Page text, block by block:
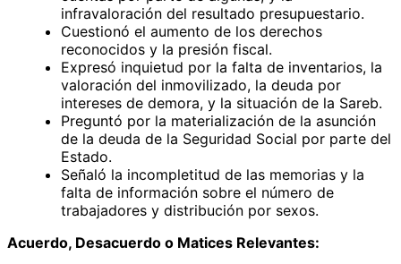
infravaloración del resultado presupuestario.
Cuestionó el aumento de los derechos
reconocidos y la presión fiscal.
Expresó inquietud por la falta de inventarios, la
valoración del inmovilizado, la deuda por
intereses de demora, y la situación de la Sareb.
Preguntó por la materialización de la asunción
de la deuda de la Seguridad Social por parte del
Estado.
Señaló la incompletitud de las memorias y la
falta de información sobre el número de
trabajadores y distribución por sexos.
Acuerdo, Desacuerdo o Matices Relevantes: